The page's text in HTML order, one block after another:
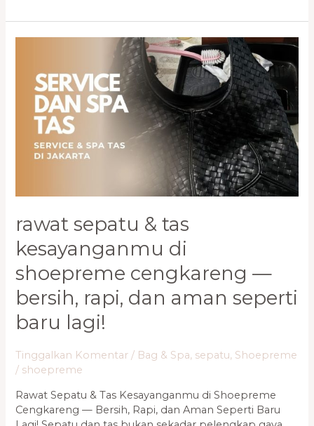
rawat sepatu & tas
kesayanganmu di
shoepreme cengkareng —
bersih, rapi, dan aman seperti
baru lagi!
Tinggalkan Komentar / Bag & Spa, sepatu, Shoepreme
/ shoepreme
Rawat Sepatu & Tas Kesayanganmu di Shoepreme
Cengkareng — Bersih, Rapi, dan Aman Seperti Baru
Kesayanganmu
Shoepreme
Cengkareng
Aman
Seperti
Baru
Lagi!